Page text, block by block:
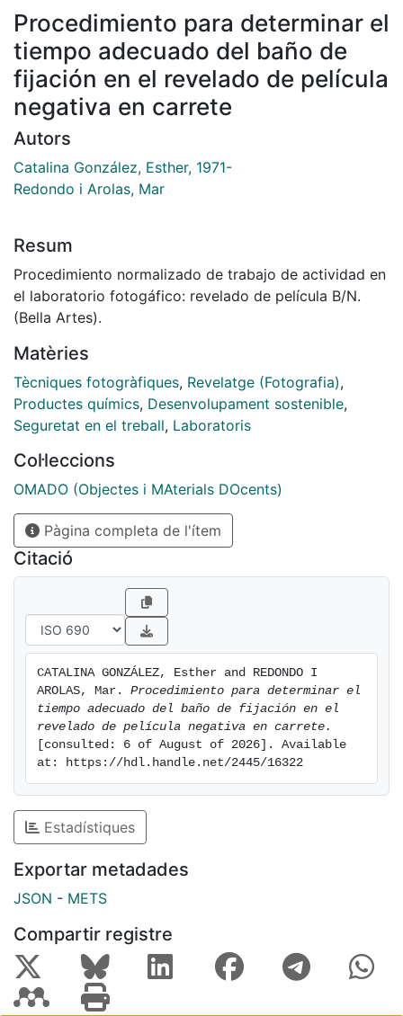
Procedimiento para determinar el
tiempo adecuado del baño de
fijación en el revelado de película
negativa en carrete
Autors
Catalina González, Esther, 1971-
Redondo i Arolas, Mar
Resum
Procedimiento normalizado de trabajo de actividad en
el laboratorio fotogáfico: revelado de película B/N.
(Bella Artes).
Matèries
Tècniques fotogràfiques, Revelatge (Fotografia),
Productes químics, Desenvolupament sostenible,
Seguretat en el treball, Laboratoris
Col·leccions
OMADO (Objectes i MAterials DOcents)
Pàgina completa de l'ítem
Citació
CATALINA GONZÁLEZ, Esther and REDONDO I
AROLAS, Mar. Procedimiento para determinar el
tiempo adecuado del baño de fijación en el
revelado de película negativa en carrete.
[consulted: 6 of August of 2026]. Available
at: https://hdl.handle.net/2445/16322
Estadístiques
Exportar metadades
JSON - METS
Compartir registre